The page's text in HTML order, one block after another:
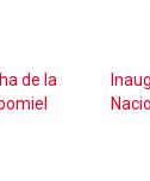
de la